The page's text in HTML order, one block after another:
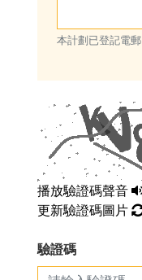
本計劃已登記電郵
播放驗證碼聲音
更新驗證碼圖片
驗證碼